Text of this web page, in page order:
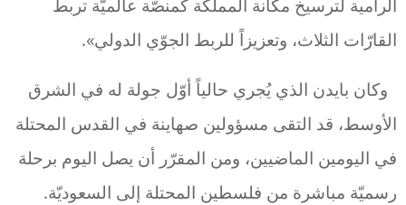
الرامية لترسيخ مكانة المملكة كمنصّة عالميّة تربط
القارّات الثلاث، وتعزيزاً للربط الجوّي الدولي».
وكان بايدن الذي يُجري حالياً أوّل جولة له في الشرق
الأوسط، قد التقى مسؤولين صهاينة في القدس المحتلة
في اليومين الماضيين، ومن المقرّر أن يصل اليوم برحلة
رسميّة مباشرة من فلسطين المحتلة إلى السعوديّة.